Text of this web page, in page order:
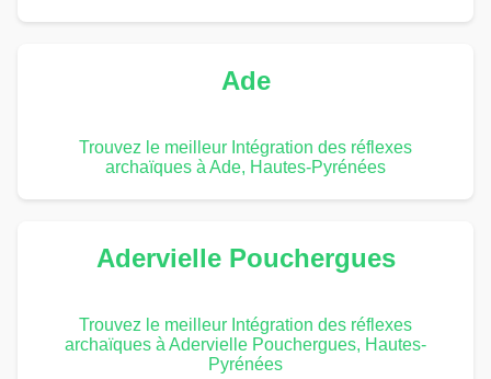
Ade
Trouvez le meilleur Intégration des réflexes
archaïques à Ade, Hautes-Pyrénées
Adervielle Pouchergues
Trouvez le meilleur Intégration des réflexes
archaïques à Adervielle Pouchergues, Hautes-
Pyrénées